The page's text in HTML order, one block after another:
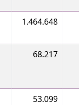
1.464.648
68.217
53.099